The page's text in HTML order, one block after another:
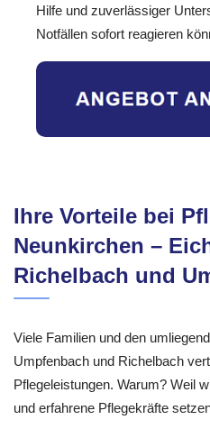
Hilfe und zuverlässiger
Notfällen sofort reagieren
Ihre Vorteile bei
Neunkirchen –
Richelbach und
Viele Familien und den
Umpfenbach und Richelbach
Pflegeleistungen. Warum? Weil
und erfahrene Pflegekräfte